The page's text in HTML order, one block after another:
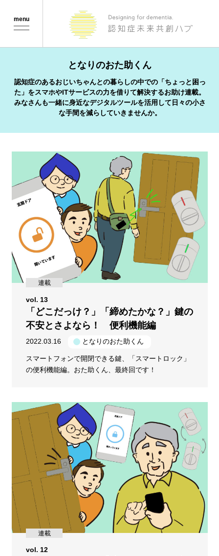
Menu
となりのおた助くん
認知症のあるおじいちゃんとの暮らしの中での「ちょっと困っ
た」をスマホやITサービスの力を借りて解決するお助け連載。
みなさんも一緒に身近なデジタルツールを活用して日々の小さ
な手間を減らしていきませんか。
連載
vol. 13
「どこだっけ？」「締めたかな？」鍵の
不安とさよなら！ 便利機能編
2022.03.16 となりのおた助くん
スマートフォンで開閉できる鍵、「スマートロック」
の便利機能編。おた助くん、最終回です！
連載
vol. 12